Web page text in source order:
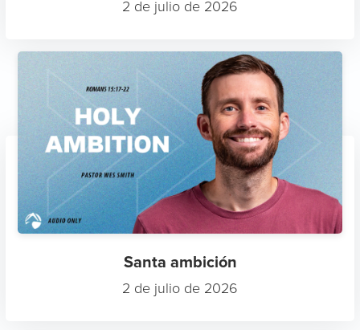
2 de julio de 2026
Santa ambición
2 de julio de 2026